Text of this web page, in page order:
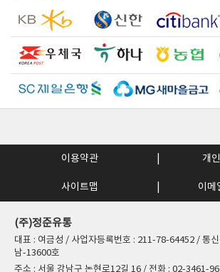
이용약관 개
사이트맵 이메
(주)정준유통
대표 : 여금성 / 사업자등록번호 : 211-78-64452 / 통
남-13600호
주소 : 서울 강남구 논현로12길 16 / 전화 : 02-3461-